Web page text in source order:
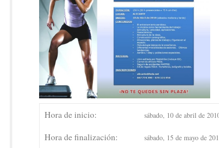
Hora de inicio: sábado, 10 de abril de
Hora de finalización: sábado, 15 de mayo de